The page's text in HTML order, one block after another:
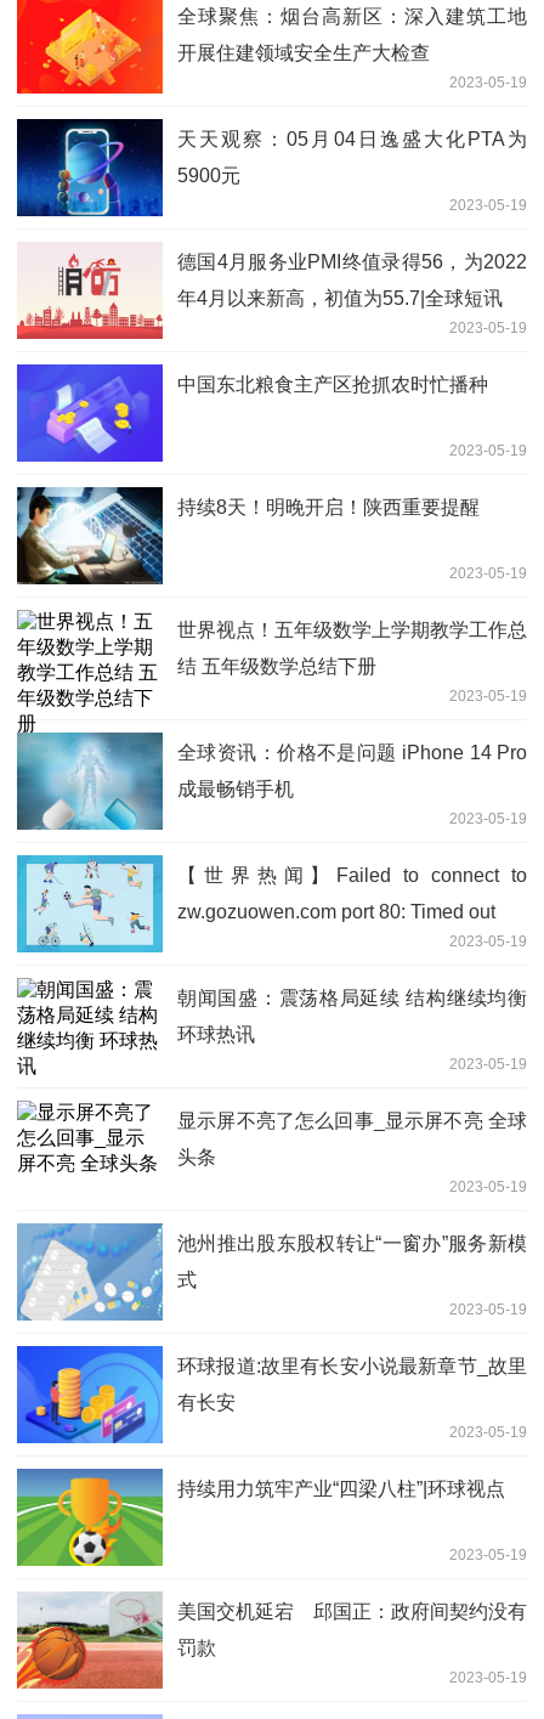
全球聚焦：烟台高新区：深入建筑工地
开展住建领域安全生产大检查
2023-05-19
天天观察：05月04日逸盛大化PTA为
5900元
2023-05-19
德国4月服务业PMI终值录得56，为2022
年4月以来新高，初值为55.7|全球短讯
2023-05-19
中国东北粮食主产区抢抓农时忙播种
2023-05-19
持续8天！明晚开启！陕西重要提醒
2023-05-19
世界视点！五年级数学上学期教学工作总
结 五年级数学总结下册
2023-05-19
全球资讯：价格不是问题 iPhone 14 Pro
成最畅销手机
2023-05-19
【世界热闻】Failed to connect to
zw.gozuowen.com port 80: Timed out
2023-05-19
朝闻国盛：震荡格局延续 结构继续均衡
环球热讯
2023-05-19
显示屏不亮了怎么回事_显示屏不亮 全球
头条
2023-05-19
池州推出股东股权转让“一窗办”服务新模
式
2023-05-19
环球报道:故里有长安小说最新章节_故里
有长安
2023-05-19
持续用力筑牢产业“四梁八柱”|环球视点
2023-05-19
美国交机延宕 邱国正：政府间契约没有
罚款
2023-05-19